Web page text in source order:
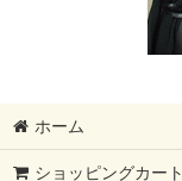
ホーム
ショッピングカート